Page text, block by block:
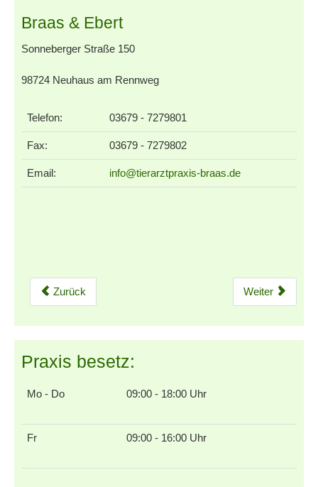
Braas & Ebert
Sonneberger Straße 150
98724 Neuhaus am Rennweg
Telefon: 03679 - 7279801
Fax: 03679 - 7279802
Email: info@tierarztpraxis-braas.de
Zurück Weiter
Praxis besetz:
Mo - Do 09:00 - 18:00 Uhr
Fr 09:00 - 16:00 Uhr